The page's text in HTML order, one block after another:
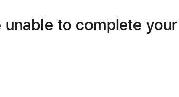
unable to complete